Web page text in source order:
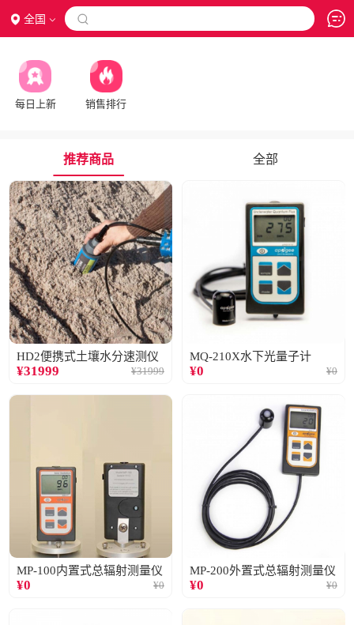
全国 
每日上新 销售排行
推荐商品 全部
HD2便携式土壤水分速测仪
¥31999 ¥31999
MQ-210X水下光量子计
¥0 ¥0
MP-100内置式总辐射测量仪
¥0 ¥0
MP-200外置式总辐射测量仪
¥0 ¥0